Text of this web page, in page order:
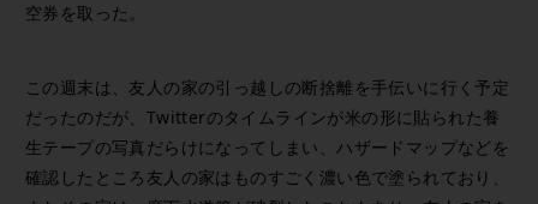
空券を取った。
この週末は、友人の家の引っ越しの断捨離を手伝いに行く予定
だったのだが、Twitterのタイムラインが米の形に貼られた養
生テープの写真だらけになってしまい、ハザードマップなどを
確認したところ友人の家はものすごく濃い色で塗られており、